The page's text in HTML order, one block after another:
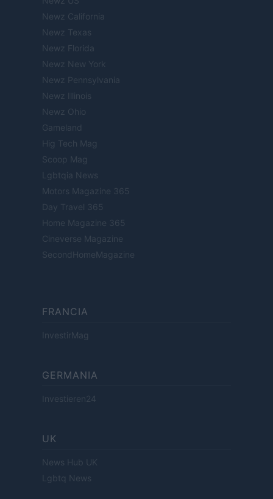
Newz California
Newz Texas
Newz Florida
Newz New York
Newz Pennsylvania
Newz Illinois
Newz Ohio
Gameland
Hig Tech Mag
Scoop Mag
Lgbtqia News
Motors Magazine 365
Day Travel 365
Home Magazine 365
Cineverse Magazine
SecondHomeMagazine
FRANCIA
InvestirMag
GERMANIA
Investieren24
UK
News Hub UK
Lgbtq News